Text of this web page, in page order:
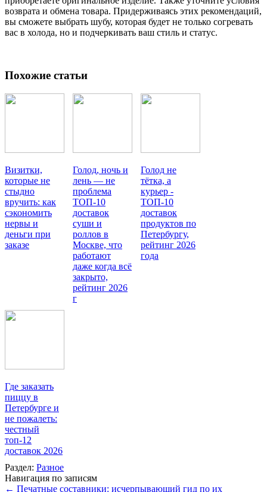
возврата и обмена товара. Придерживаясь этих рекомендаций,
вы сможете выбрать шубу, которая будет не только согревать
вас в холода, но и подчеркивать ваш стиль и статус.
Похожие статьи
Визитки,
которые не
стыдно
вручить: как
сэкономить
нервы и
деньги при
заказе
Голод, ночь и
лень — не
проблема
ТОП-10
доставок
суши и
роллов в
Москве, что
работают
даже когда всё
закрыто,
рейтинг 2026
г
Голод не
тётка, а
курьер -
ТОП-10
доставок
продуктов по
Петербургу,
рейтинг 2026
года
Где заказать
пиццу в
Петербурге и
не пожалеть:
честный
топ-12
доставок 2026
Раздел: Разное
Навигация по записям
← Печатные составники: исчерпывающий гид по их